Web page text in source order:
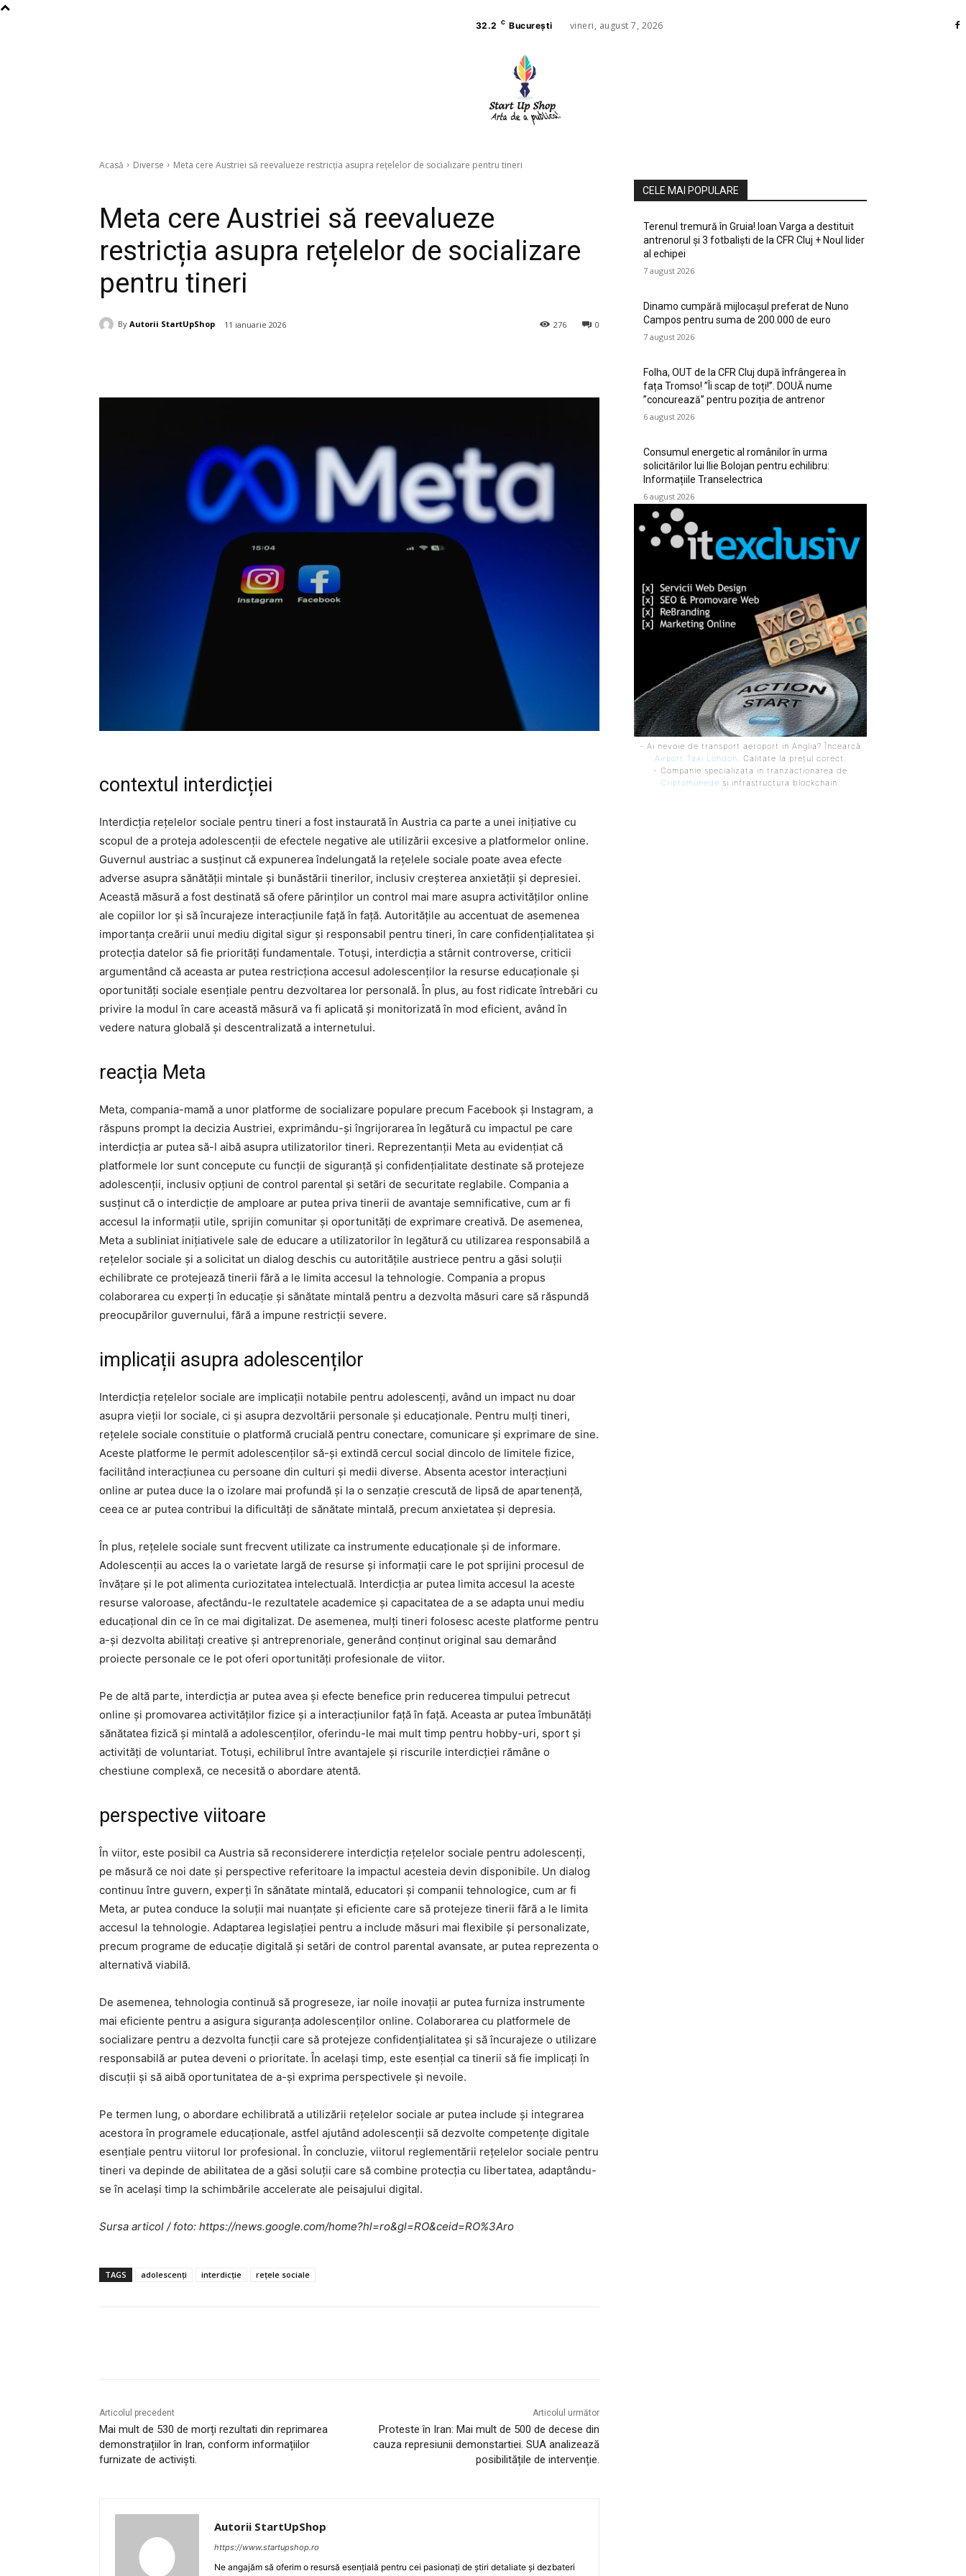
32.2 C București vineri, august 7, 2026
Acasă Diverse Meta cere Austriei să reevalueze restricția asupra rețelelor de socializare pentru tineri
Meta cere Austriei să reevalueze
restricția asupra rețelelor de socializare
pentru tineri
By Autorii StartUpShop 11 ianuarie 2026 0
276
contextul interdicției
Interdicția rețelelor sociale pentru tineri a fost instaurată în Austria ca parte a unei inițiative cu
scopul de a proteja adolescenții de efectele negative ale utilizării excesive a platformelor online.
Guvernul austriac a susținut că expunerea îndelungată la rețelele sociale poate avea efecte
adverse asupra sănătății mintale și bunăstării tinerilor, inclusiv creșterea anxietății și depresiei.
Această măsură a fost destinată să ofere părinților un control mai mare asupra activităților online
ale copiilor lor și să încurajeze interacțiunile față în față. Autoritățile au accentuat de asemenea
importanța creării unui mediu digital sigur și responsabil pentru tineri, în care confidențialitatea și
protecția datelor să fie priorități fundamentale. Totuși, interdicția a stârnit controverse, criticii
argumentând că aceasta ar putea restricționa accesul adolescenților la resurse educaționale și
oportunități sociale esențiale pentru dezvoltarea lor personală. În plus, au fost ridicate întrebări cu
privire la modul în care această măsură va fi aplicată și monitorizată în mod eficient, având în
vedere natura globală și descentralizată a internetului.
reacția Meta
Meta, compania-mamă a unor platforme de socializare populare precum Facebook și Instagram, a
răspuns prompt la decizia Austriei, exprimându-și îngrijorarea în legătură cu impactul pe care
interdicția ar putea să-l aibă asupra utilizatorilor tineri. Reprezentanții Meta au evidențiat că
platformele lor sunt concepute cu funcții de siguranță și confidențialitate destinate să protejeze
adolescenții, inclusiv opțiuni de control parental și setări de securitate reglabile. Compania a
susținut că o interdicție de amploare ar putea priva tinerii de avantaje semnificative, cum ar fi
accesul la informații utile, sprijin comunitar și oportunități de exprimare creativă. De asemenea,
Meta a subliniat inițiativele sale de educare a utilizatorilor în legătură cu utilizarea responsabilă a
rețelelor sociale și a solicitat un dialog deschis cu autoritățile austriece pentru a găsi soluții
echilibrate ce protejează tinerii fără a le limita accesul la tehnologie. Compania a propus
colaborarea cu experți în educație și sănătate mintală pentru a dezvolta măsuri care să răspundă
preocupărilor guvernului, fără a impune restricții severe.
implicații asupra adolescenților
Interdicția rețelelor sociale are implicații notabile pentru adolescenți, având un impact nu doar
asupra vieții lor sociale, ci și asupra dezvoltării personale și educaționale. Pentru mulți tineri,
rețelele sociale constituie o platformă crucială pentru conectare, comunicare și exprimare de sine.
Aceste platforme le permit adolescenților să-și extindă cercul social dincolo de limitele fizice,
facilitând interacțiunea cu persoane din culturi și medii diverse. Absenta acestor interacțiuni
online ar putea duce la o izolare mai profundă și la o senzație crescută de lipsă de apartenență,
ceea ce ar putea contribui la dificultăți de sănătate mintală, precum anxietatea și depresia.
În plus, rețelele sociale sunt frecvent utilizate ca instrumente educaționale și de informare.
Adolescenții au acces la o varietate largă de resurse și informații care le pot sprijini procesul de
învățare și le pot alimenta curiozitatea intelectuală. Interdicția ar putea limita accesul la aceste
resurse valoroase, afectându-le rezultatele academice și capacitatea de a se adapta unui mediu
educațional din ce în ce mai digitalizat. De asemenea, mulți tineri folosesc aceste platforme pentru
a-și dezvolta abilitați creative și antreprenoriale, generând conținut original sau demarând
proiecte personale ce le pot oferi oportunități profesionale de viitor.
Pe de altă parte, interdicția ar putea avea și efecte benefice prin reducerea timpului petrecut
online și promovarea activităților fizice și a interacțiunilor față în față. Aceasta ar putea îmbunătăți
sănătatea fizică și mintală a adolescenților, oferindu-le mai mult timp pentru hobby-uri, sport și
activități de voluntariat. Totuși, echilibrul între avantajele și riscurile interdicției rămâne o
chestiune complexă, ce necesită o abordare atentă.
perspective viitoare
În viitor, este posibil ca Austria să reconsiderere interdicția rețelelor sociale pentru adolescenți,
pe măsură ce noi date și perspective referitoare la impactul acesteia devin disponibile. Un dialog
continuu între guvern, experți în sănătate mintală, educatori și companii tehnologice, cum ar fi
Meta, ar putea conduce la soluții mai nuanțate și eficiente care să protejeze tinerii fără a le limita
accesul la tehnologie. Adaptarea legislației pentru a include măsuri mai flexibile și personalizate,
precum programe de educație digitală și setări de control parental avansate, ar putea reprezenta o
alternativă viabilă.
De asemenea, tehnologia continuă să progreseze, iar noile inovații ar putea furniza instrumente
mai eficiente pentru a asigura siguranța adolescenților online. Colaborarea cu platformele de
socializare pentru a dezvolta funcții care să protejeze confidențialitatea și să încurajeze o utilizare
responsabilă ar putea deveni o prioritate. În același timp, este esențial ca tinerii să fie implicați în
discuții și să aibă oportunitatea de a-și exprima perspectivele și nevoile.
Pe termen lung, o abordare echilibrată a utilizării rețelelor sociale ar putea include și integrarea
acestora în programele educaționale, astfel ajutând adolescenții să dezvolte competențe digitale
esențiale pentru viitorul lor profesional. În concluzie, viitorul reglementării rețelelor sociale pentru
tineri va depinde de abilitatea de a găsi soluții care să combine protecția cu libertatea, adaptându-
se în același timp la schimbările accelerate ale peisajului digital.
Sursa articol / foto: https://news.google.com/home?hl=ro&gl=RO&ceid=RO%3Aro
TAGS adolescenți interdicție rețele sociale
Articolul precedent
Mai mult de 530 de morți rezultati din reprimarea
demonstrațiilor în Iran, conform informațiilor
furnizate de activiști.
Articolul următor
Proteste în Iran: Mai mult de 500 de decese din
cauza represiunii demonstartiei. SUA analizează
posibilitățile de intervenție.
Autorii StartUpShop
https://www.startupshop.ro
Ne angajăm să oferim o resursă esențială pentru cei pasionați de știri detaliate și dezbateri
CELE MAI POPULARE
Terenul tremură în Gruia! Ioan Varga a destituit
antrenorul și 3 fotbaliști de la CFR Cluj + Noul lider
al echipei
7 august 2026
Dinamo cumpără mijlocașul preferat de Nuno
Campos pentru suma de 200.000 de euro
7 august 2026
Folha, OUT de la CFR Cluj după înfrângerea în
fața Tromso! ”Îi scap de toți!”. DOUĂ nume
”concurează” pentru poziția de antrenor
6 august 2026
Consumul energetic al românilor în urma
solicitărilor lui Ilie Bolojan pentru echilibru:
Informațiile Transelectrica
6 august 2026
- Ai nevoie de transport aeroport in Anglia? Încearcă
Airport Taxi London . Calitate la prețul corect.
- Companie specializata in tranzactionarea de
Criptomonede si infrastructura blockchain.